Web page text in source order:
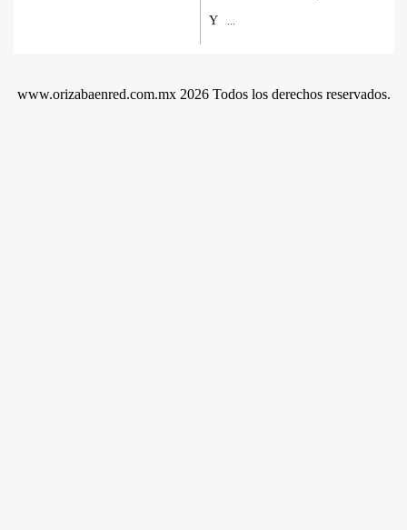
Y
www.orizabaenred.com.mx 2026 Todos los derechos reservados.